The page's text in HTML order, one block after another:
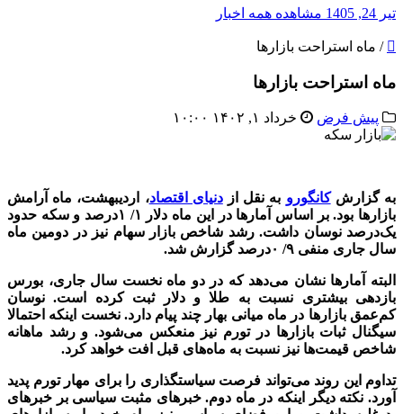
تیر 24, 1405 مشاهده همه اخبار
/ ماه استراحت بازارها
ماه استراحت بازارها
پیش فرض خرداد ۱, ۱۴۰۲ ۱۰:۰۰
به گزارشکانگورو به نقل ازدنیای اقتصاد، اردیبهشت، ماه آرامش
بازارها بود. بر اساس آمارها در این ماه دلار ۱/ ۱درصد و سکه حدود
یک‌درصد نوسان داشت. رشد شاخص بازار سهام نیز در دومین ماه
سال جاری منفی ۹/ ۰درصد گزارش شد.
البته آمارها نشان می‌دهد که در دو ماه نخست سال جاری، بورس
بازدهی بیشتری نسبت به طلا و دلار ثبت کرده است. نوسان
کم‌عمق بازارها در ماه میانی بهار چند پیام دارد. نخست اینکه احتمالا
سیگنال ثبات بازارها در تورم نیز منعکس می‌شود. و رشد ماهانه
شاخص قیمت‌ها نیز نسبت به ماه‌های قبل افت خواهد کرد.
تداوم این روند می‌تواند فرصت سیاستگذاری را برای مهار تورم پدید
آورد. نکته دیگر اینکه در ماه دوم. خبرهای مثبت سیاسی بر خبرهای